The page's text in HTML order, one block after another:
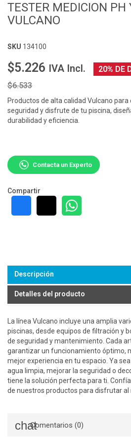
TESTER MEDICION PH
VULCANO
SKU 134100
$5.226 IVA Incl.
20% DE
$6.533
Productos de alta calidad Vulcano
seguridad y disfrute de tu piscina,
durabilidad y eficiencia.
Contacta un Experto
Compartir
Descripción
Detalles del producto
La línea Vulcano incluye una amplia
piscinas, desde equipos de filtración y
de seguridad y mantenimiento. Cada
garantizar un funcionamiento óptimo,
mejor experiencia en tu espacio. Ya
agua limpia, mejorar la seguridad o
tiene la solución perfecta para ti.
de nuestros productos para disfrutar al
Comentarios (0)